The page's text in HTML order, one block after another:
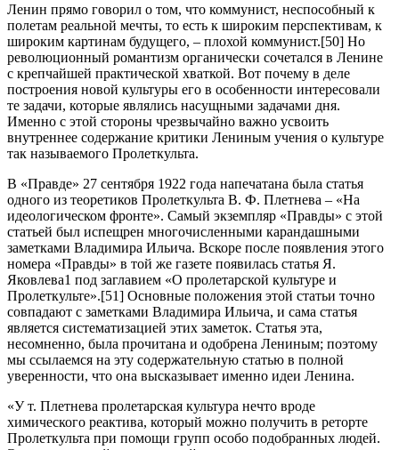
Ленин прямо говорил о том, что коммунист, неспособный к
полетам реальной мечты, то есть к широким перспективам, к
широким картинам будущего, – плохой коммунист.[50] Но
революционный романтизм органически сочетался в Ленине
с крепчайшей практической хваткой. Вот почему в деле
построения новой культуры его в особенности интересовали
те задачи, которые являлись насущными задачами дня.
Именно с этой стороны чрезвычайно важно усвоить
внутреннее содержание критики Лениным учения о культуре
так называемого Пролеткульта.
В «Правде» 27 сентября 1922 года напечатана была статья
одного из теоретиков Пролеткульта В. Ф. Плетнева – «На
идеологическом фронте». Самый экземпляр «Правды» с этой
статьей был испещрен многочисленными карандашными
заметками Владимира Ильича. Вскоре после появления этого
номера «Правды» в той же газете появилась статья Я.
Яковлева1 под заглавием «О пролетарской культуре и
Пролеткульте».[51] Основные положения этой статьи точно
совпадают с заметками Владимира Ильича, и сама статья
является систематизацией этих заметок. Статья эта,
несомненно, была прочитана и одобрена Лениным; поэтому
мы ссылаемся на эту содержательную статью в полной
уверенности, что она высказывает именно идеи Ленина.
«У т. Плетнева пролетарская культура нечто вроде
химического реактива, который можно получить в реторте
Пролеткульта при помощи групп особо подобранных людей.